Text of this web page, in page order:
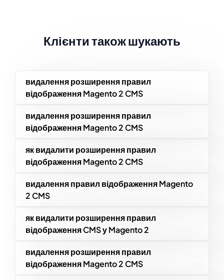
Клієнти також шукають
видалення розширення правил
відображення Magento 2 CMS
видалення розширення правил
відображення Magento 2 CMS
як видалити розширення правил
відображення Magento 2 CMS
видалення правил відображення Magento
2 CMS
як видалити розширення правил
відображення CMS у Magento 2
видалення розширення правил
відображення Magento 2 CMS